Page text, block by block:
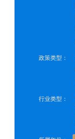
政策类型：
行业类型：